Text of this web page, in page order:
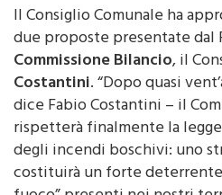
Il Consiglio Comunale ha
due proposte presentate dal
Commissione Bilancio, il
Costantini. “Dopo quasi
dice Fabio Costantini – il
rispetterà finalmente la
degli incendi boschivi: uno
costituirà un forte